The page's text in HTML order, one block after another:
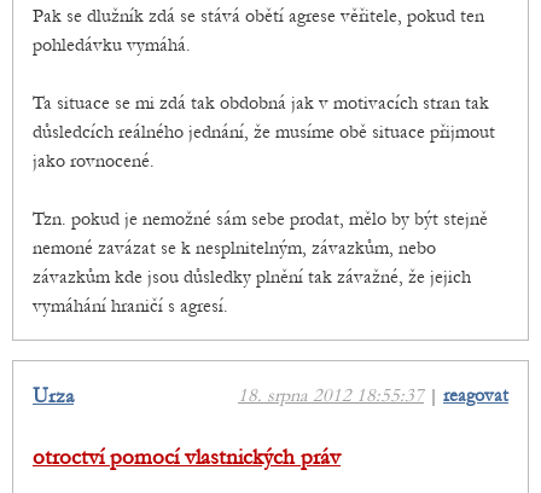
Pak se dlužník zdá se stává obětí agrese věřitele, pokud ten
pohledávku vymáhá.
Ta situace se mi zdá tak obdobná jak v motivacích stran tak
důsledcích reálného jednání, že musíme obě situace přijmout
jako rovnocené.
Tzn. pokud je nemožné sám sebe prodat, mělo by být stejně
nemoné zavázat se k nesplnitelným, závazkům, nebo
závazkům kde jsou důsledky plnění tak závažné, že jejich
vymáhání hraničí s agresí.
18. srpna 2012 18:55:37| reagovat
Urza
otroctví pomocí vlastnických práv